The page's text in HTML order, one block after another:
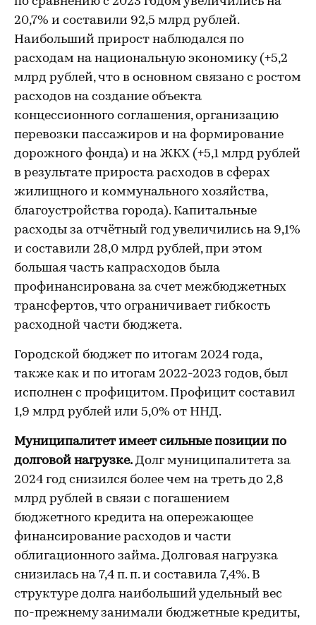
20,7% и составили 92,5 млрд рублей.
Наибольший прирост наблюдался по
расходам на национальную экономику (+5,2
млрд рублей, что в основном связано с ростом
расходов на создание объекта
концессионного соглашения, организацию
перевозки пассажиров и на формирование
дорожного фонда) и на ЖКХ (+5,1 млрд рублей
в результате прироста расходов в сферах
жилищного и коммунального хозяйства,
благоустройства города). Капитальные
расходы за отчётный год увеличились на 9,1%
и составили 28,0 млрд рублей, при этом
большая часть капрасходов была
профинансирована за счет межбюджетных
трансфертов, что ограничивает гибкость
расходной части бюджета.
Городской бюджет по итогам 2024 года,
также как и по итогам 2022-2023 годов, был
исполнен с профицитом. Профицит составил
1,9 млрд рублей или 5,0% от ННД.
Муниципалитет имеет сильные позиции по
долговой нагрузке. Долг муниципалитета за
2024 год снизился более чем на треть до 2,8
млрд рублей в связи с погашением
бюджетного кредита на опережающее
финансирование расходов и части
облигационного займа. Долговая нагрузка
снизилась на 7,4 п. п. и составила 7,4%. В
структуре долга наибольший удельный вес
по-прежнему занимали бюджетные кредиты,